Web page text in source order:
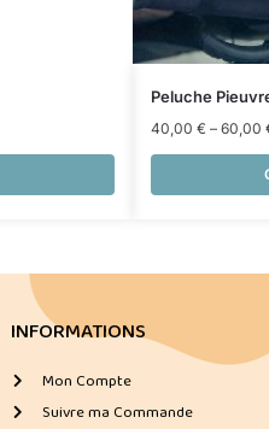
Peluche
40,00 € – 60,00
INFORMATIONS
Mon Compte
Suivre ma Commande